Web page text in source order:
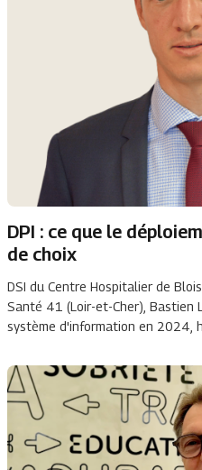
DPI : ce que le
de choix
DSI du Centre Hospitalier de
Santé 41 (Loir-et-Cher), Bastien
système d'information en 2024,
du déploiement.